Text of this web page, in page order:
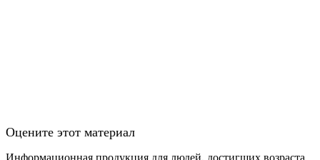
Оцените этот материал
Информационная продукция для людей, достигших возраста